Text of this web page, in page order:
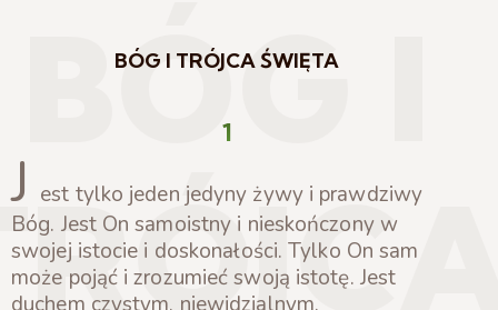
BÓG I
BÓG I TRÓJCA ŚWIĘTA
1
J est tylko jeden jedyny żywy i prawdziwy
Bóg. Jest On samoistny i nieskończony w
swojej istocie i doskonałości. Tylko On sam
może pojąć i zrozumieć swoją istotę. Jest